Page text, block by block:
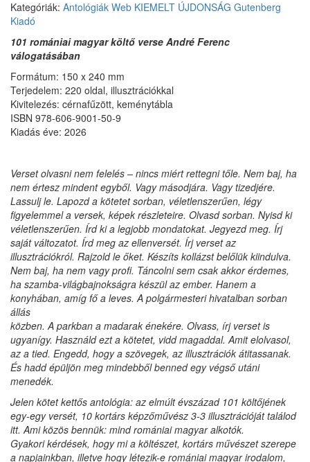
Kategóriák: Antológiák Web KIEMELT ÚJDONSÁG Gutenberg
Kiadó
101 romániai magyar költő verse André Ferenc
válogatásában
Formátum: 150 x 240 mm
Terjedelem: 220 oldal, illusztrációkkal
Kivitelezés: cérnafűzött, keménytábla
ISBN 978-606-9001-50-9
Kiadás éve: 2026
Verset olvasni nem felelés – nincs miért rettegni tőle. Nem baj, ha
nem értesz mindent egyből. Vagy másodjára. Vagy tizedjére.
Lassulj le. Lapozd a kötetet sorban, véletlenszerűen, légy
figyelemmel a versek, képek részleteire. Olvasd sorban. Nyisd ki
véletlenszerűen. Írd ki a legjobb mondatokat. Jegyezd meg. Írj
saját változatot. Írd meg az ellenversét. Írj verset az
illusztrációkról. Rajzold le őket. Készíts kollázst belőlük kiindulva.
Nem baj, ha nem vagy profi. Táncolni sem csak akkor érdemes,
ha szamba-világbajnokságra készül az ember. Hanem a
konyhában, amíg fő a leves. A polgármesteri hivatalban sorban
állás
közben. A parkban a madarak énekére. Olvass, írj verset is
ugyanígy. Használd ezt a kötetet, vidd magaddal. Amit elolvasol,
az a tied. Engedd, hogy a szövegek, az illusztrációk át­itassanak.
És hadd épüljön meg mindebből benned egy végső utáni
menedék.
Jelen kötet kettős antológia: az elmúlt évszázad 101 költőjének
egy-egy versét, 10 kortárs képzőművész 3-3 illusztráció­ját találod
itt. Ami közös bennük: mind romániai magyar alkotók.
Gyakori kérdések, hogy mi a költészet, kortárs művészet szerepe
a napjainkban, illetve hogy létezik-e romániai magyar irodalom,